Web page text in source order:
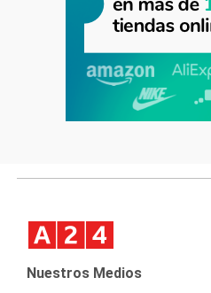
Nuestros Medios